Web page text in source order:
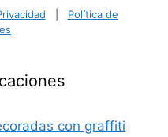
Política de
con graffiti